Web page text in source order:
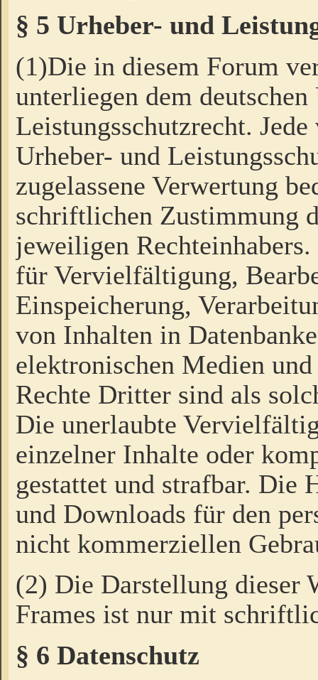
§ 5 Urheber- und
(1)Die in diesem Forum
unterliegen dem
Leistungsschutzrecht.
Urheber- und
zugelassene Verwertung
schriftlichen Zustimmung
jeweiligen
für Vervielfältigung,
Einspeicherung,
von Inhalten in
elektronischen Medien
Rechte Dritter sind als
Die unerlaubte
einzelner Inhalte oder
gestattet und strafbar. Die
und Downloads für den
nicht kommerziellen
(2) Die Darstellung dieser
Frames ist nur mit
§ 6 Datenschutz